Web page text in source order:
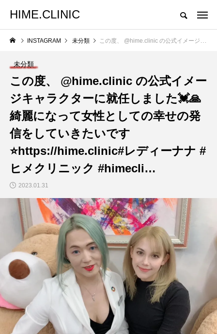
HIME.CLINIC
INSTAGRAM 未分類 この度、 @hime.clinic の公式イメージキャラクターに就任しました💓🙏綺麗になって女性としての幸せの発信をしていきたいです⭐️https://hime.clinic#レディーナナ #ヒメクリニック #himecli…
未分類
この度、 @hime.clinic の公式イメー
ジキャラクターに就任しました💓🙏
綺麗になって女性としての幸せの発
信をしていきたいです
⭐️https://hime.clinic#レディーナナ #
ヒメクリニック #himecli…
2023.01.31